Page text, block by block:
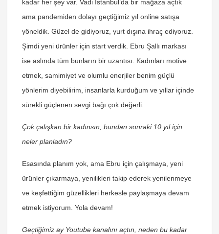
kadar her şey var. Vadi İstanbul’da bir mağaza açtık
ama pandemiden dolayı geçtiğimiz yıl online satışa
yöneldik. Güzel de gidiyoruz, yurt dışına ihraç ediyoruz.
Şimdi yeni ürünler için start verdik. Ebru Şallı markası
ise aslında tüm bunların bir uzantısı. Kadınları motive
etmek, samimiyet ve olumlu enerjiler benim güçlü
yönlerim diyebilirim, insanlarla kurduğum ve yıllar içinde
sürekli güçlenen sevgi bağı çok değerli.
Çok çalışkan bir kadınsın, bundan sonraki 10 yıl için
neler planladın?
Esasında planım yok, ama Ebru için çalışmaya, yeni
ürünler çıkarmaya, yenilikleri takip ederek yenilenmeye
ve keşfettiğim güzellikleri herkesle paylaşmaya devam
etmek istiyorum. Yola devam!
Geçtiğimiz ay Youtube kanalını açtın, neden bu kadar